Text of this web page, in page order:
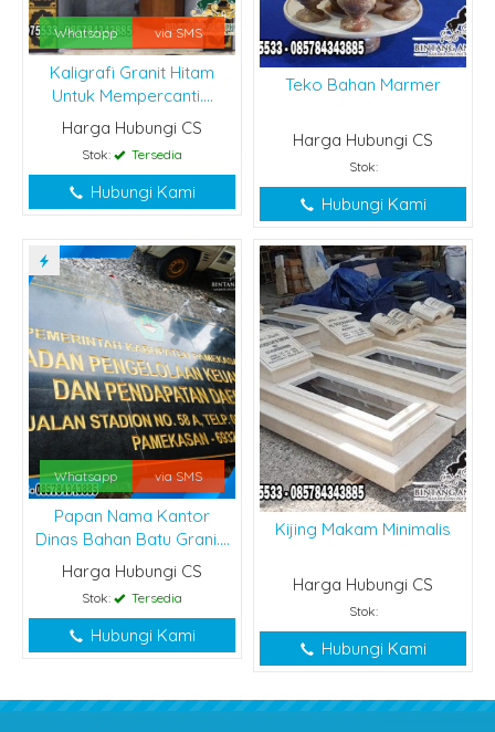
Whatsapp via SMS
Kaligrafi Granit Hitam
Untuk Mempercanti....
Harga Hubungi CS
Stok: Tersedia
Hubungi Kami
Teko Bahan Marmer
Harga Hubungi CS
Stok:
Hubungi Kami
Whatsapp via SMS
Papan Nama Kantor
Dinas Bahan Batu Grani....
Harga Hubungi CS
Stok: Tersedia
Hubungi Kami
Kijing Makam Minimalis
Harga Hubungi CS
Stok:
Hubungi Kami